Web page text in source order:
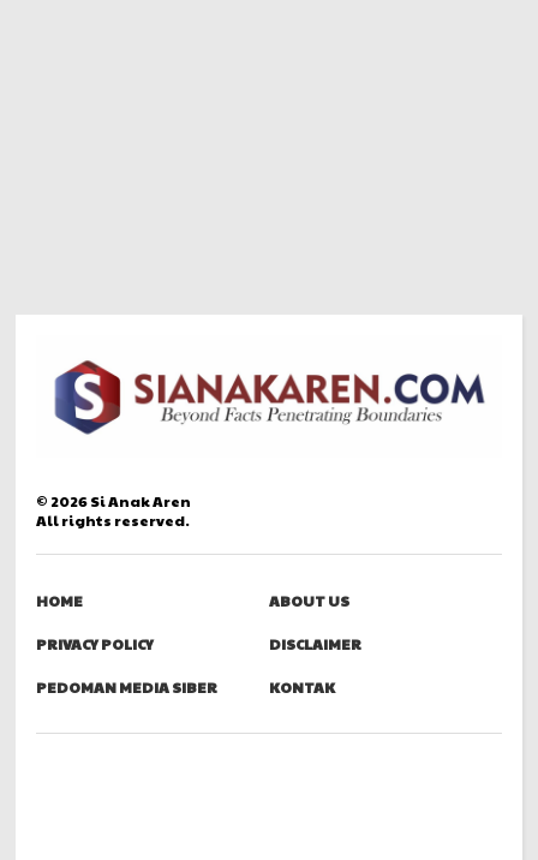
© 2026Si Anak Aren
All rights reserved.
HOME ABOUT US
PRIVACY POLICY DISCLAIMER
PEDOMAN MEDIA SIBER KONTAK